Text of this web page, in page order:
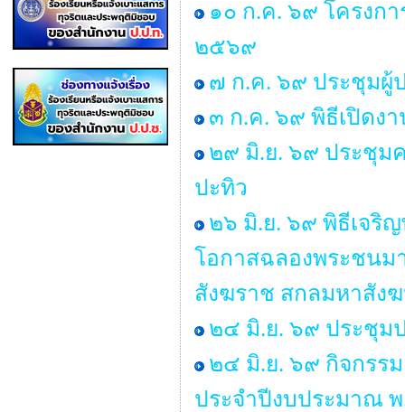
๑๐ ก.ค. ๖๙ โครงก
๒๕๖๙
๗ ก.ค. ๖๙ ประชุมผู้
๓ ก.ค. ๖๙ พิธีเปิดงา
๒๙ มิ.ย. ๖๙ ประชุม
ปะทิว
๒๖ มิ.ย. ๖๙ พิธีเจริ
โอกาสฉลองพระชนม
สังฆราช สกลมหาสัง
๒๔ มิ.ย. ๖๙ ประชุม
๒๔ มิ.ย. ๖๙ กิจกรรม
ประจำปีงบประมาณ